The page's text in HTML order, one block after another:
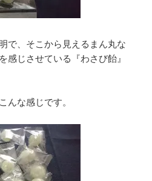
で、そこから見えるまん丸な
感じさせている『わさび飴』
んな感じです。